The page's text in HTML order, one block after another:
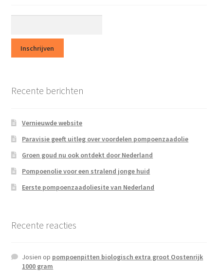
Affiliate inlog
Registreren
Terms and Conditions
Recente berichten
Vernieuwde website
Paravisie geeft uitleg over voordelen pompoenzaadolie
Groen goud nu ook ontdekt door Nederland
Pompoenolie voor een stralend jonge huid
Eerste pompoenzaadoliesite van Nederland
Recente reacties
Josien op pompoenpitten biologisch extra groot Oostenrijk
1000 gram